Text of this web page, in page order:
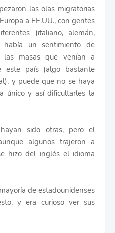
las olas migratorias
a EE.UU., con gentes
(italiano, alemán,
había un sentimiento de
masas que venían a
este país (algo bastante
y puede que no se haya
único y así dificultarles la
sido otras, pero el
algunos trajeron a
hizo del inglés el idioma
de estadounidenses
y era curioso ver sus